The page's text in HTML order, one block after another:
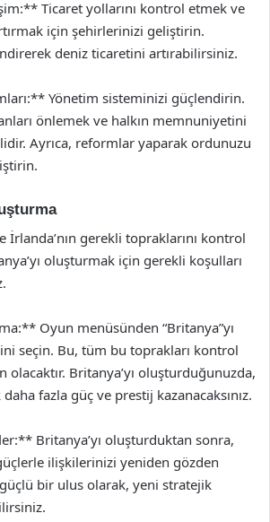
Ticaret yollarını kontrol etmek ve
için şehirlerinizi geliştirin.
deniz ticaretini artırabilirsiniz.
Yönetim sisteminizi güçlendirin.
önlemek ve halkın memnuniyetini
Ayrıca, reformlar yaparak ordunuzu
İrlanda’nın gerekli topraklarını kontrol
oluşturmak için gerekli koşulları
Oyun menüsünden “Britanya”yı
seçin. Bu, tüm bu toprakları kontrol
Britanya’yı oluşturduğunuzda,
fazla güç ve prestij kazanacaksınız.
Britanya’yı oluşturduktan sonra,
ilişkilerinizi yeniden gözden
bir ulus olarak, yeni stratejik